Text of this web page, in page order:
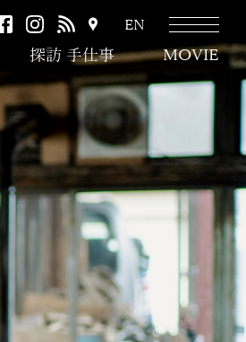
facebookinstagram
RSS
ク
セ
ス
EN
探訪 手仕事 MOVIE